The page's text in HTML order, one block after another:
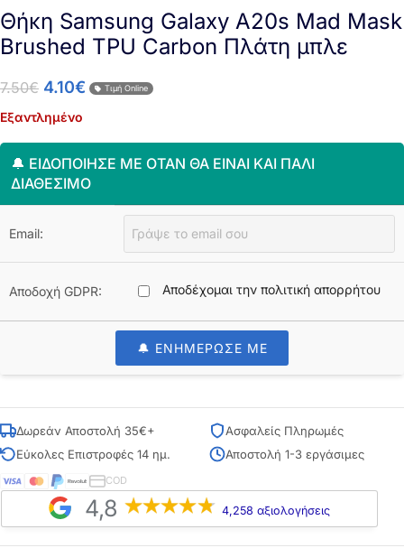
Θήκη Samsung Galaxy A20s Mad Mask
Brushed TPU Carbon Πλάτη μπλε
7.50€ 4.10€ Τιμή Online
Εξαντλημένο
🔔 ΕΙΔΟΠΟΊΗΣΈ ΜΕ ΌΤΑΝ ΘΑ ΕΊΝΑΙ ΚΑΙ ΠΆΛΙ
ΔΙΑΘΈΣΙΜΟ
Email:
Αποδοχή GDPR: Αποδέχομαι την πολιτική απορρήτου
🔔 ΕΝΗΜΕΡΩΣΕ ΜΕ
Δωρεάν Αποστολή 35€+
Ασφαλείς Πληρωμές
Εύκολες Επιστροφές 14 ημ.
Αποστολή 1-3 εργάσιμες
COD
4,8 4,258 αξιολογήσεις